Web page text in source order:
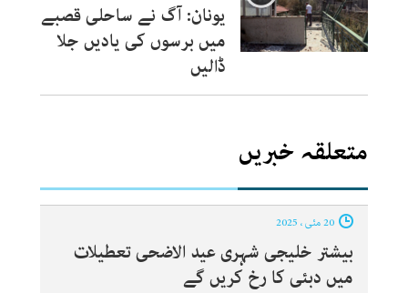
یونان: آگ نے ساحلی قصبے
میں برسوں کی یادیں جلا
ڈالیں
متعلقہ خبریں
بیشتر خلیجی شہری عید الاضحی تعطیلات
میں دبئی کا رخ کریں گے